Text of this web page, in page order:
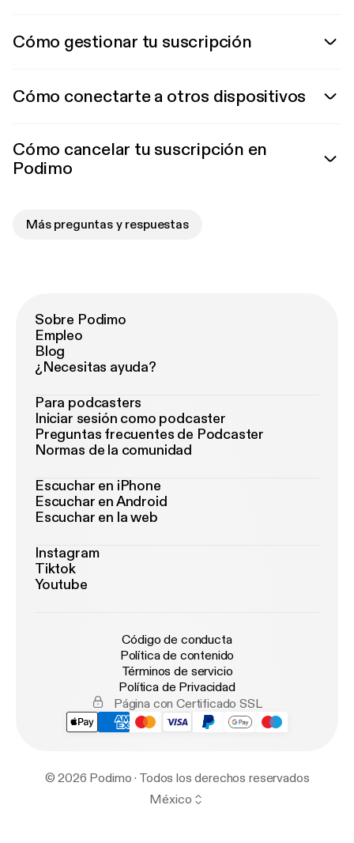
Cómo gestionar tu suscripción
Cómo conectarte a otros dispositivos
Cómo cancelar tu suscripción en
Podimo
Más preguntas y respuestas
Sobre Podimo
Empleo
Blog
¿Necesitas ayuda?
Para podcasters
Iniciar sesión como podcaster
Preguntas frecuentes de Podcaster
Normas de la comunidad
Escuchar en iPhone
Escuchar en Android
Escuchar en la web
Instagram
Tiktok
Youtube
Código de conducta
Política de contenido
Términos de servicio
Política de Privacidad
Página con Certificado SSL
© 2026 Podimo · Todos los derechos reservados
México